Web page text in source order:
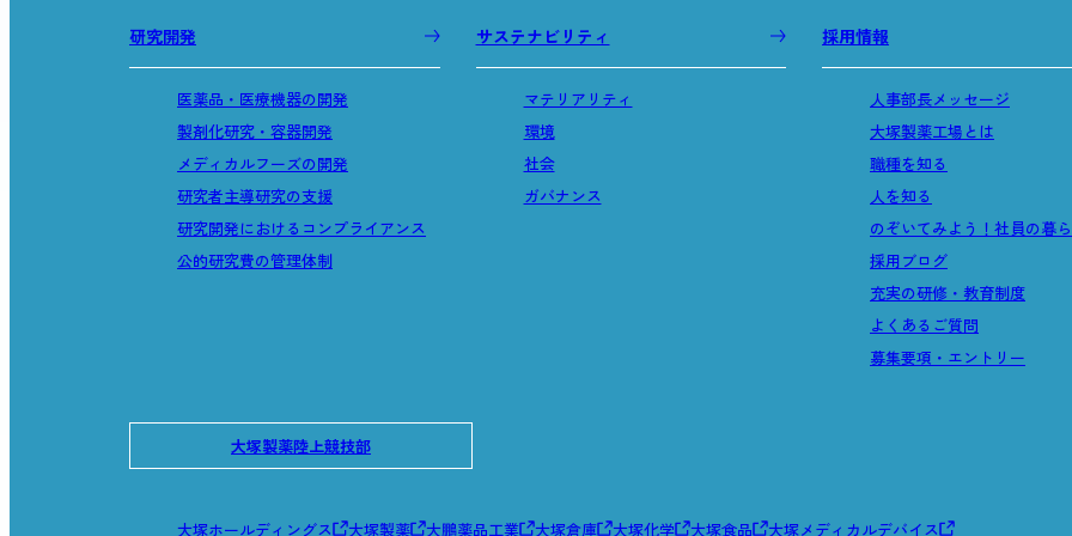
研究開発
医薬品・医療機器の開発
製剤化研究・容器開発
メディカルフーズの開発
研究者主導研究の支援
研究開発におけるコンプライアンス
公的研究費の管理体制
サステナビリティ
マテリアリティ
環境
社会
ガバナンス
採用情報
人事部長メッセージ
大塚製薬工場とは
職種を知る
人を知る
のぞいてみよう！社員の暮
採用ブログ
充実の研修・教育制度
よくあるご質問
募集要項・エントリー
大塚製薬陸上競技部
大塚ホールディングス 大塚製薬 大鵬薬品工業 大塚倉庫 大塚化学 大塚食品 大塚メディカルデバイス